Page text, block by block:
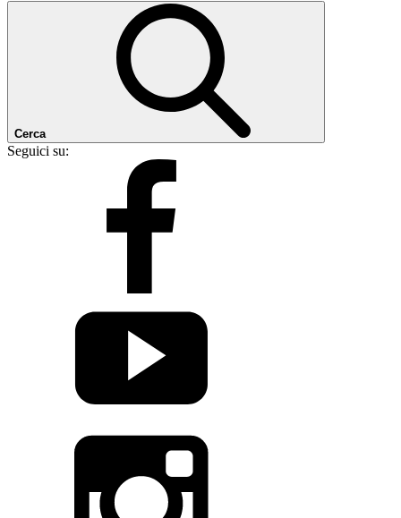
Cerca
Seguici su: